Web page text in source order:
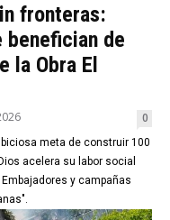
fronteras:
benefician de
la Obra El
0
meta de construir 100
acelera su labor social
y campañas